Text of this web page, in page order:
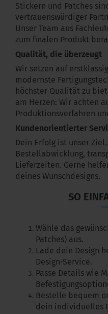
Stickern und Patches
vertrauenswürdiger
Unser Team aus
zum finalen Produkt
Qualität, die überzeugt
Wir setzen auf
modernste
höchster Qualität zu
am Herzen: Wir achten
Produktionsverfahren
Kundenorientierter
Dein Erfolg ist unser
Bestellabwicklung,
Lieferzeiten. Gerne
deines Wunschdesigns.
SO
Wähle das
Patches) aus.
Lade dein Design
Design-Service.
Passe Details wie
Bestelle bequem
dein individuelles